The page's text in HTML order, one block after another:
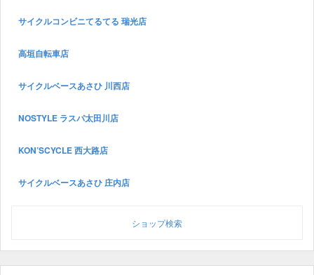
サイクルコンビニてるてる 瑞光店
高垣自転車店
サイクルベースあさひ 川西店
NOSTYLE ラスパ太田川店
KON’SCYCLE 西大路店
サイクルベースあさひ 庄内店
ショップ検索